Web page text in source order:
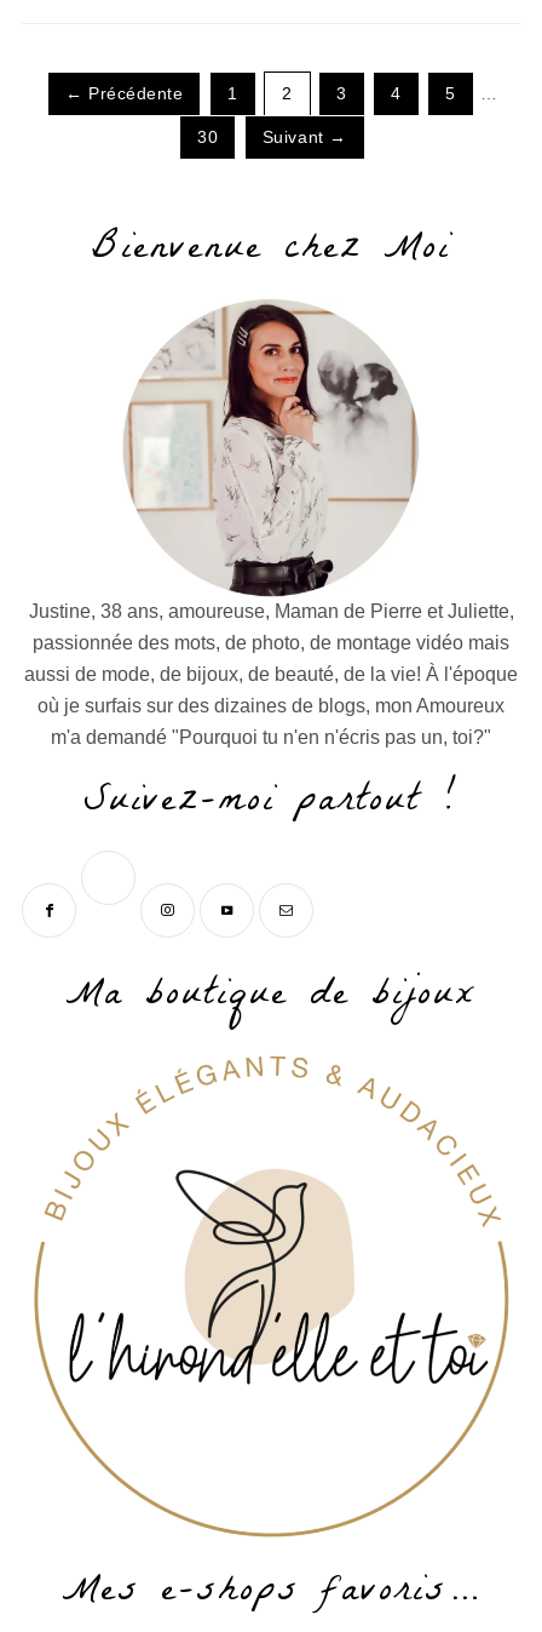
← Précédente 1 2 3 4 5 …
30 Suivant →
Bienvenue chez Moi
Justine, 38 ans, amoureuse, Maman de Pierre et Juliette,
passionnée des mots, de photo, de montage vidéo mais
aussi de mode, de bijoux, de beauté, de la vie! À l'époque
où je surfais sur des dizaines de blogs, mon Amoureux
m'a demandé "Pourquoi tu n'en n'écris pas un, toi?"
Suivez-moi partout !
Ma boutique de bijoux
Mes e-shops favoris…